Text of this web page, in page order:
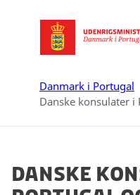
Gå til forsiden
Danmark i Portugal
Danske konsulater
Danske